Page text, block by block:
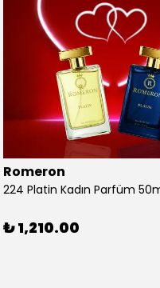
Romeron
₺ 1,210.00